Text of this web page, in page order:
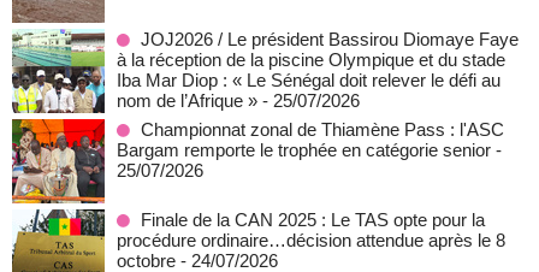
JOJ2026 / Le président Bassirou Diomaye Faye
à la réception de la piscine Olympique et du stade
Iba Mar Diop : « Le Sénégal doit relever le défi au
nom de l’Afrique » - 25/07/2026
Championnat zonal de Thiamène Pass : l'ASC
Bargam remporte le trophée en catégorie senior -
25/07/2026
Finale de la CAN 2025 : Le TAS opte pour la
procédure ordinaire…décision attendue après le 8
octobre - 24/07/2026